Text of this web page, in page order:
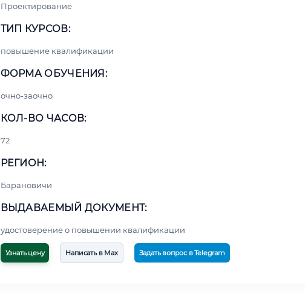
Проектирование
ТИП КУРСОВ:
повышение квалификации
ФОРМА ОБУЧЕНИЯ:
очно-заочно
КОЛ-ВО ЧАСОВ:
72
РЕГИОН:
Барановичи
ВЫДАВАЕМЫЙ ДОКУМЕНТ:
удостоверение о повышении квалификации
Узнать цену Написать в Max Задать вопрос в Telegram